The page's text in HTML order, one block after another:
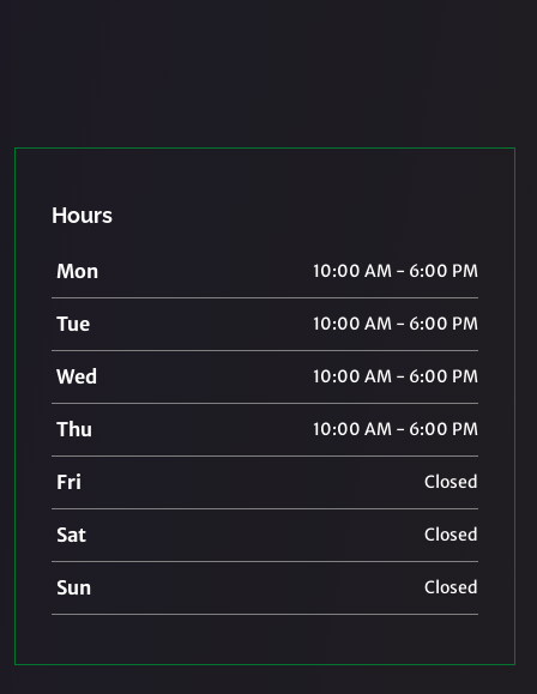
Hours
Mon 10:00 AM - 6:00 PM
Tue 10:00 AM - 6:00 PM
Wed 10:00 AM - 6:00 PM
Thu 10:00 AM - 6:00 PM
Fri Closed
Sat Closed
Sun Closed